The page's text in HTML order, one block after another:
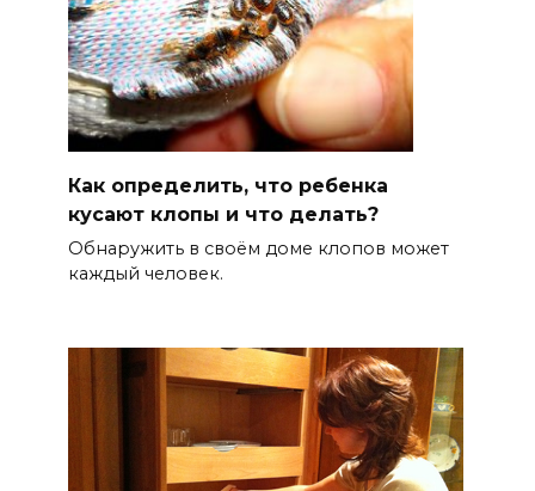
Как определить, что ребенка
кусают клопы и что делать?
Обнаружить в своём доме клопов может
каждый человек.